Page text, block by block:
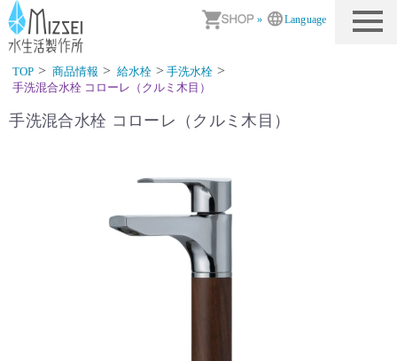
» Language
商品情報｜水生活製作所
TOP 商品情報 給水栓
手洗水栓
手洗混合水栓 コローレ（クルミ木目）
手洗混合水栓 コローレ（クルミ木目）